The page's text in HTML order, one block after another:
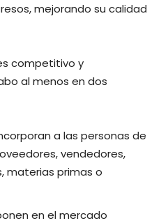
mejorando su calidad
competitivo y
al menos en dos
a las personas de
vendedores,
materias primas o
en el mercado